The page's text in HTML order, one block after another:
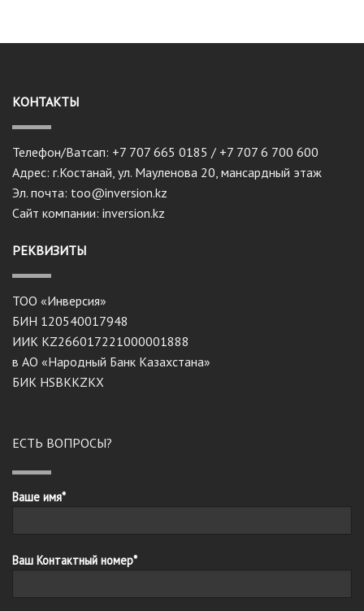
КОНТАКТЫ
Телефон/Ватсап: +7 707 665 0185 / +7 707 6 700 600
Адрес: г.Костанай, ул. Мауленова 20, мансардный этаж
Эл. почта: too@inversion.kz
Сайт компании: inversion.kz
РЕКВИЗИТЫ
ТОО «Инверсия»
БИН 120540017948
ИИК KZ266017221000001888
в АО «Народный Банк Казахстана»
БИК HSBKKZKX
ЕСТЬ ВОПРОСЫ?
Ваше имя*
Ваш Контактный номер*